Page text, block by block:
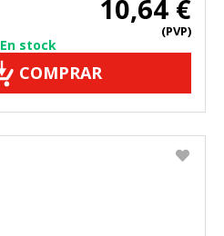
10,64 €
(PVP)
En stock
COMPRAR